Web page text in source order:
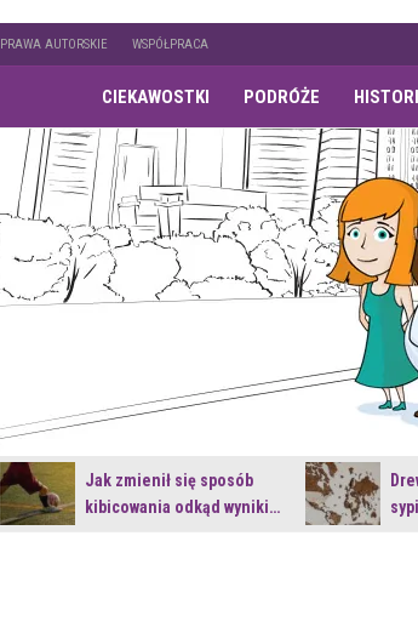
PRAWA AUTORSKIE WSPÓŁPRACA
CIEKAWOSTKI PODRÓŻE
Jak zmienił się sposób
kibicowania odkąd wyniki…